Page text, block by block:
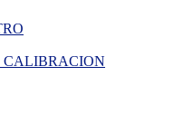
CALIBRACION